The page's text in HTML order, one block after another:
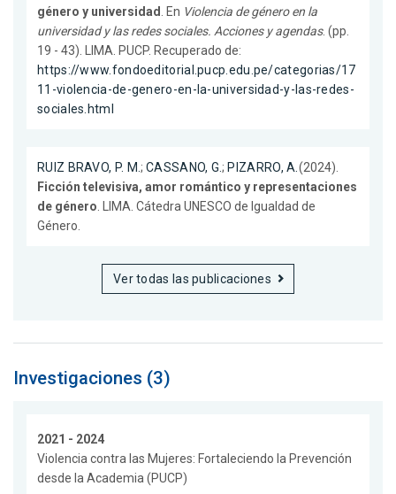
género y universidad
. En Violencia de género en la
universidad y las redes sociales. Acciones y agendas. (pp.
19 - 43). LIMA. PUCP. Recuperado de:
https://www.fondoeditorial.pucp.edu.pe/categorias/17
11-violencia-de-genero-en-la-universidad-y-las-redes-
sociales.html
RUIZ BRAVO, P. M.;CASSANO, G.; PIZARRO, A. (2024).
Ficción televisiva, amor romántico y representaciones
de género . LIMA. Cátedra UNESCO de Igualdad de
Género.
Ver todas las publicaciones
Investigaciones (3)
2021 - 2024
Violencia contra las Mujeres: Fortaleciendo la Prevención
desde la Academia (PUCP)